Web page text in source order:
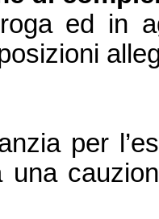
ed in
nzia per l’
una